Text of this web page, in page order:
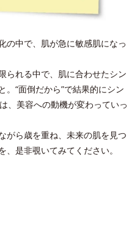
の中で、肌が急に敏感肌になっ
られる中で、肌に合わせたシン
。“面倒だから”で結果的にシン
、美容への動機が変わっていっ
がら歳を重ね、未来の肌を見つ
是非覗いてみてください。